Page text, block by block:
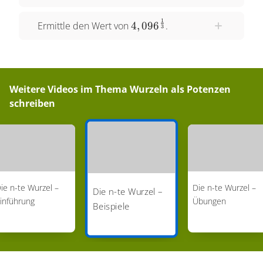
Ermittle den Wert von 4,096^{\frac13}
4,096 3
1 .
Weitere Videos im Thema Wurzeln als Potenzen
schreiben
n-te Wurzel –
Die n-te Wurzel –
Beispiele
Die n-te Wurzel –
Übungen